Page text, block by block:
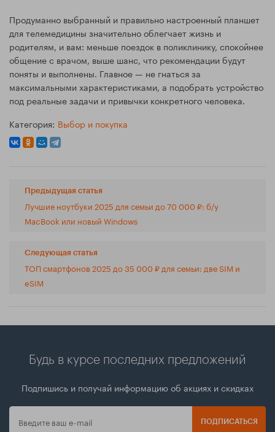
Продуманно выбранный и правильно настроенный планшет
для телемедицины значительно облегчает жизнь и
родителям, и вам: меньше поездок в поликлинику, спокойнее
общение с врачом, выше шанс, что рекомендации будут
поняты и выполнены. Главное — не гнаться за
максимальными характеристиками, а подобрать устройство
под реальные задачи и привычки конкретного человека.
Категория: Выбор и покупка
Предыдущая статья
Лучшие ноутбуки 2025 для семьи до 70 000 ₽: б/у
MacBook или новый Windows
Следующая статья
ТОП смартфонов 2025 до 35 000 ₽ для семьи: две SIM и
eSIM
Будь в курсе последних предложений
Подпишись и получай информацию об акциях и скидках
ПОДПИСАТЬСЯ